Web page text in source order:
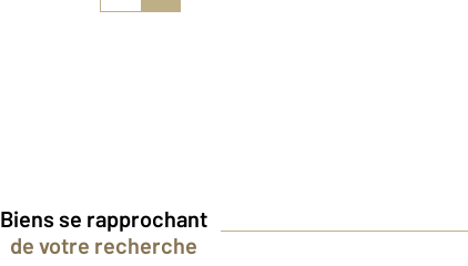
Biens se rapprochant
de votre recherche